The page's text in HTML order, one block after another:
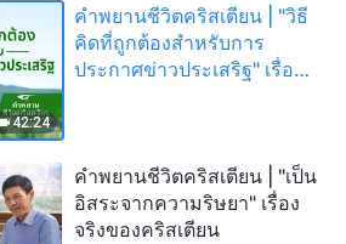
42:24
คำพยานชีวิตคริสเตียน | "วิธี
คิดที่ถูกต้องสำหรับการ
ประกาศข่าวประเสริฐ" เรื่อง
คำพยานชีวิตคริสเตียน | "เป็น
อิสระจากความริษยา" เรื่อง
จริงของคริสเตียน